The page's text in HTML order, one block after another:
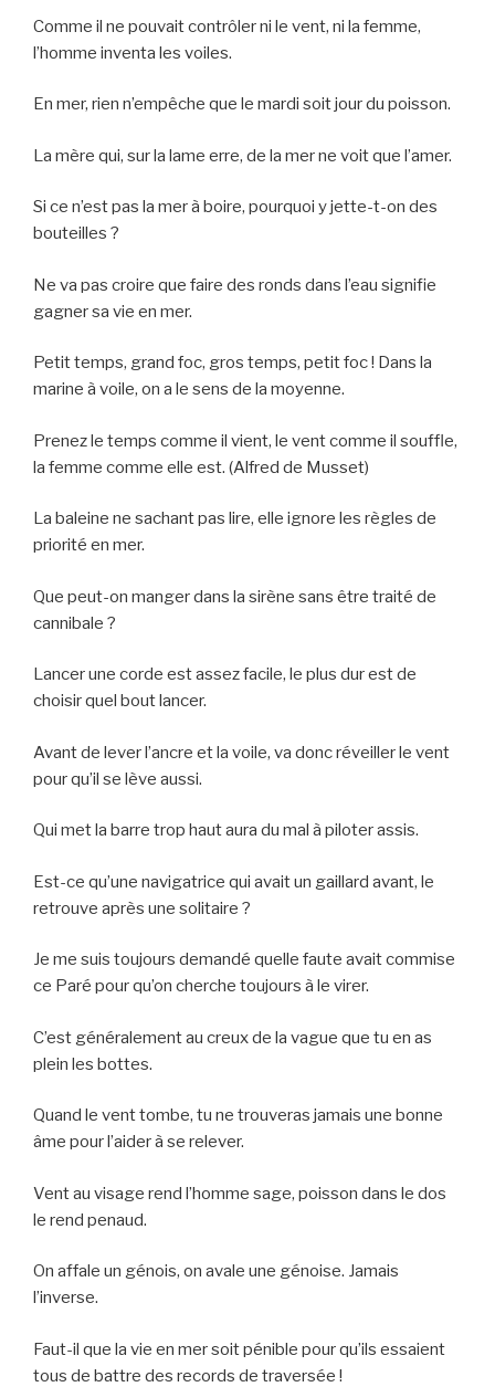
Comme il ne pouvait contrôler ni le vent, ni la femme,
l’homme inventa les voiles.
En mer, rien n’empêche que le mardi soit jour du poisson.
La mère qui, sur la lame erre, de la mer ne voit que l’amer.
Si ce n’est pas la mer à boire, pourquoi y jette-t-on des
bouteilles ?
Ne va pas croire que faire des ronds dans l’eau signifie
gagner sa vie en mer.
Petit temps, grand foc, gros temps, petit foc ! Dans la
marine à voile, on a le sens de la moyenne.
Prenez le temps comme il vient, le vent comme il souffle,
la femme comme elle est. (Alfred de Musset)
La baleine ne sachant pas lire, elle ignore les règles de
priorité en mer.
Que peut-on manger dans la sirène sans être traité de
cannibale ?
Lancer une corde est assez facile, le plus dur est de
choisir quel bout lancer.
Avant de lever l’ancre et la voile, va donc réveiller le vent
pour qu’il se lève aussi.
Qui met la barre trop haut aura du mal à piloter assis.
Est-ce qu’une navigatrice qui avait un gaillard avant, le
retrouve après une solitaire ?
Je me suis toujours demandé quelle faute avait commise
ce Paré pour qu’on cherche toujours à le virer.
C’est généralement au creux de la vague que tu en as
plein les bottes.
Quand le vent tombe, tu ne trouveras jamais une bonne
âme pour l’aider à se relever.
Vent au visage rend l’homme sage, poisson dans le dos
le rend penaud.
On affale un génois, on avale une génoise. Jamais
l’inverse.
Faut-il que la vie en mer soit pénible pour qu’ils essaient
tous de battre des records de traversée !